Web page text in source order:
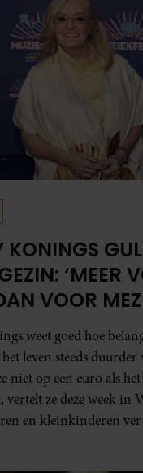
KONINGS GUL
‘MEER
VOOR
weet goed hoe
leven steeds
niet op een euro als
vertelt ze deze week in
en kleinkinderen